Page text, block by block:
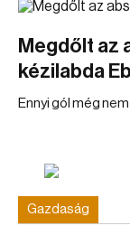
Megdőlt az
kézilabda
Ennyi gól még
Gazdaság